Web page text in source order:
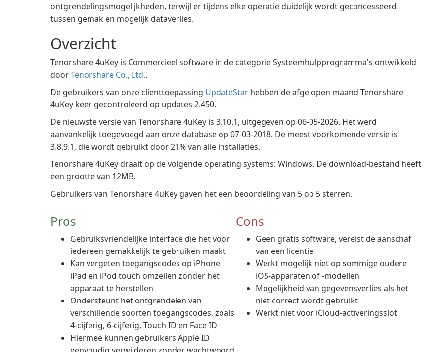
ontgrendelingsmogelijkheden, terwijl er tijdens elke operatie duidelijk wordt geconcesseerd
tussen gemak en mogelijk dataverlies.
Overzicht
Tenorshare 4uKey is Commercieel software in de categorie Systeemhulpprogramma's ontwikkeld
doorTenorshare Co., Ltd..
De gebruikers van onze clienttoepassing UpdateStar hebben de afgelopen maand Tenorshare
4uKey keer gecontroleerd op updates 2.450.
De nieuwste versie van Tenorshare 4uKey is 3.10.1, uitgegeven op 06-05-2026. Het werd
aanvankelijk toegevoegd aan onze database op 07-03-2018. De meest voorkomende versie is
3.8.9.1, die wordt gebruikt door 21% van alle installaties.
Tenorshare 4uKey draait op de volgende operating systems: Windows. De download-bestand heeft
een grootte van 12MB.
Gebruikers van Tenorshare 4uKey gaven het een beoordeling van 5 op 5 sterren.
Pros
Gebruiksvriendelijke interface die het voor
iedereen gemakkelijk te gebruiken maakt
Kan vergeten toegangscodes op iPhone,
iPad en iPod touch omzeilen zonder het
apparaat te herstellen
Ondersteunt het ontgrendelen van
verschillende soorten toegangscodes, zoals
4-cijferig, 6-cijferig, Touch ID en Face ID
Hiermee kunnen gebruikers Apple ID
Cons
Geen gratis software, vereist de aanschaf
van een licentie
Werkt mogelijk niet op sommige oudere
iOS-apparaten of -modellen
Mogelijkheid van gegevensverlies als het
niet correct wordt gebruikt
Werkt niet voor iCloud-activeringsslot